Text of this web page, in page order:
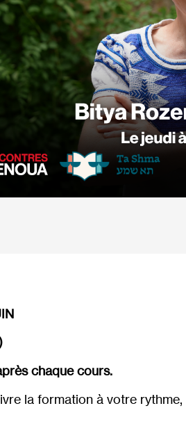
chaque cours.
la formation à votre rythme,